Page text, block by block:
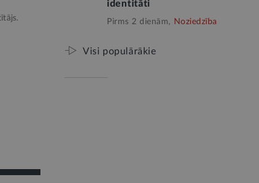
identitāti
Pirms 2 dienām, Noziedzība
Visi populārākie